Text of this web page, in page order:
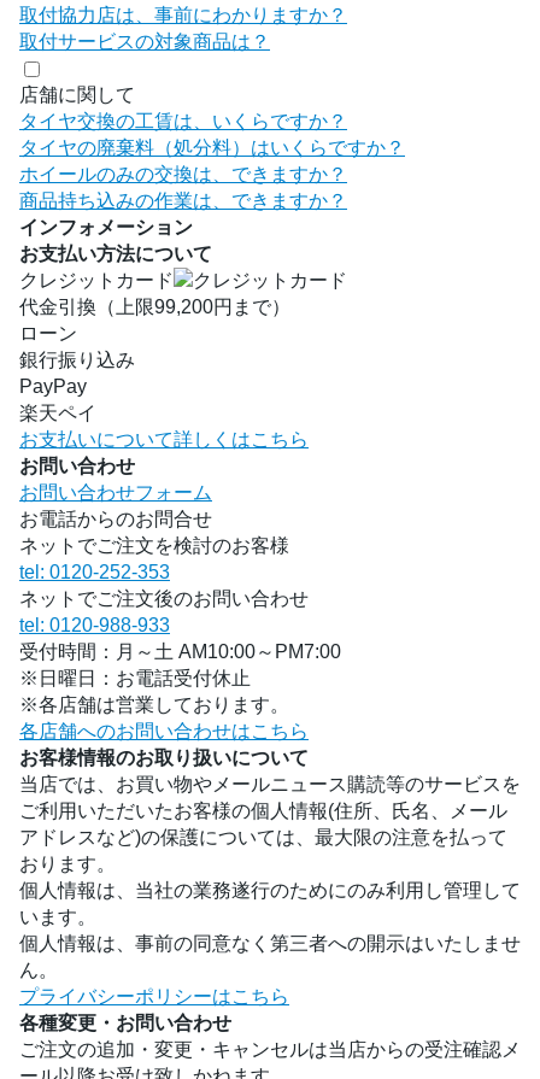
取付協力店は、事前にわかりますか？
取付サービスの対象商品は？
店舗に関して
タイヤ交換の工賃は、いくらですか？
タイヤの廃棄料（処分料）はいくらですか？
ホイールのみの交換は、できますか？
商品持ち込みの作業は、できますか？
インフォメーション
お支払い方法について
クレジットカード
代金引換（上限99,200円まで）
ローン
銀行振り込み
PayPay
楽天ペイ
お支払いについて詳しくはこちら
お問い合わせ
お問い合わせフォーム
お電話からのお問合せ
ネットでご注文を検討のお客様
tel: 0120-252-353
ネットでご注文後のお問い合わせ
tel: 0120-988-933
受付時間：月～土 AM10:00～PM7:00
※日曜日：お電話受付休止
※各店舗は営業しております。
各店舗へのお問い合わせはこちら
お客様情報のお取り扱いについて
当店では、お買い物やメールニュース購読等のサービスを
ご利用いただいたお客様の個人情報(住所、氏名、メール
アドレスなど)の保護については、最大限の注意を払って
おります。
個人情報は、当社の業務遂行のためにのみ利用し管理して
います。
個人情報は、事前の同意なく第三者への開示はいたしませ
ん。
プライバシーポリシーはこちら
各種変更・お問い合わせ
ご注文の追加・変更・キャンセルは当店からの受注確認メ